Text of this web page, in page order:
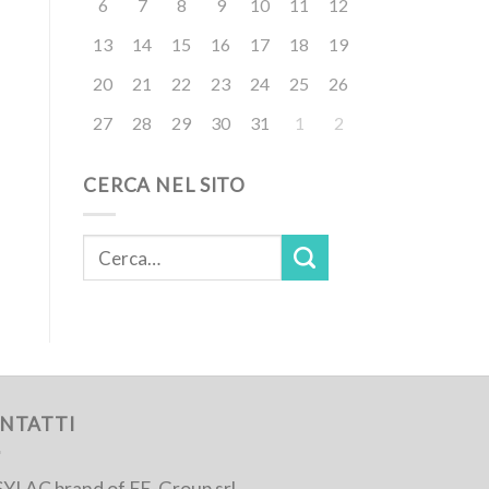
6
7 8 9 10 11
12
13
14 15 16 17 18
19
20
21 22 23 24 25
26
27
28 29 30 31 1 2
CERCA NEL SITO